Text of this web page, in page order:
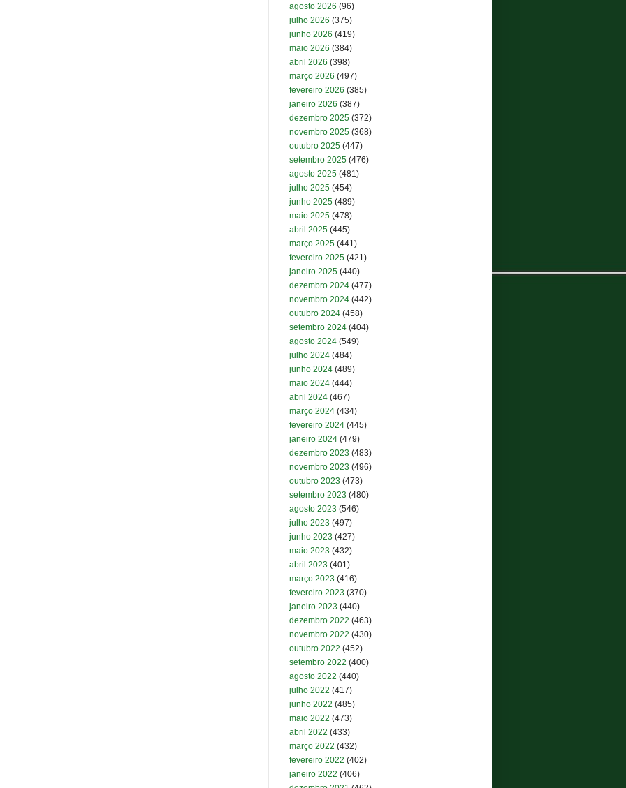
agosto 2026 (96)
julho 2026 (375)
junho 2026 (419)
maio 2026 (384)
abril 2026 (398)
março 2026 (497)
fevereiro 2026 (385)
janeiro 2026 (387)
dezembro 2025 (372)
novembro 2025 (368)
outubro 2025 (447)
setembro 2025 (476)
agosto 2025 (481)
julho 2025 (454)
junho 2025 (489)
maio 2025 (478)
abril 2025 (445)
março 2025 (441)
fevereiro 2025 (421)
janeiro 2025 (440)
dezembro 2024 (477)
novembro 2024 (442)
outubro 2024 (458)
setembro 2024 (404)
agosto 2024 (549)
julho 2024 (484)
junho 2024 (489)
maio 2024 (444)
abril 2024 (467)
março 2024 (434)
fevereiro 2024 (445)
janeiro 2024 (479)
dezembro 2023 (483)
novembro 2023 (496)
outubro 2023 (473)
setembro 2023 (480)
agosto 2023 (546)
julho 2023 (497)
junho 2023 (427)
maio 2023 (432)
abril 2023 (401)
março 2023 (416)
fevereiro 2023 (370)
janeiro 2023 (440)
dezembro 2022 (463)
novembro 2022 (430)
outubro 2022 (452)
setembro 2022 (400)
agosto 2022 (440)
julho 2022 (417)
junho 2022 (485)
maio 2022 (473)
abril 2022 (433)
março 2022 (432)
fevereiro 2022 (402)
janeiro 2022 (406)